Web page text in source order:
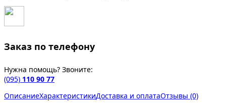
Заказ по телефону
Нужна помощь? Звоните:
(095) 110 90 77
ОписаниеХарактеристикиДоставка и оплатаОтзывы (0)